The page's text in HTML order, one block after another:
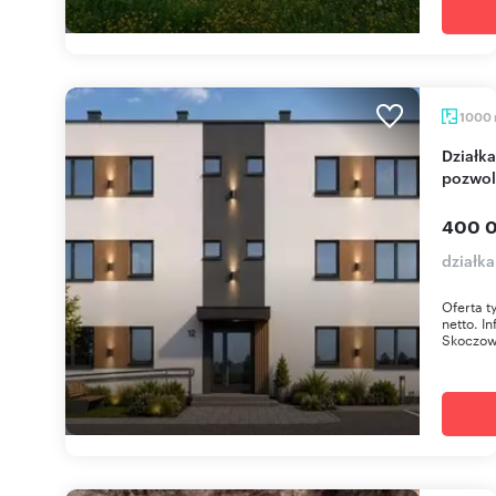
1000
Działka pod budowę wielorodzinną z
400
Oferta
netto.